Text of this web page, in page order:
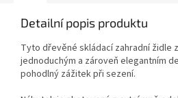
Detailní popis produktu
Tyto dřevěné skládací zahradní židle
jednoduchým a zároveň elegantním
pohodlný zážitek při sezení.